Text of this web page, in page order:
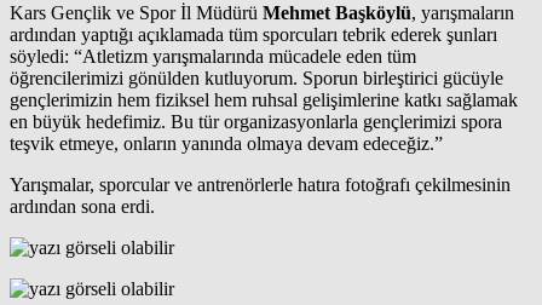
Kars Gençlik ve Spor İl Müdürü Mehmet Başköylü, yarışmaların
ardından yaptığı açıklamada tüm sporcuları tebrik ederek şunları
söyledi: “Atletizm yarışmalarında mücadele eden tüm
öğrencilerimizi gönülden kutluyorum. Sporun birleştirici gücüyle
gençlerimizin hem fiziksel hem ruhsal gelişimlerine katkı sağlamak
en büyük hedefimiz. Bu tür organizasyonlarla gençlerimizi spora
teşvik etmeye, onların yanında olmaya devam edeceğiz.”
Yarışmalar, sporcular ve antrenörlerle hatıra fotoğrafı çekilmesinin
ardından sona erdi.